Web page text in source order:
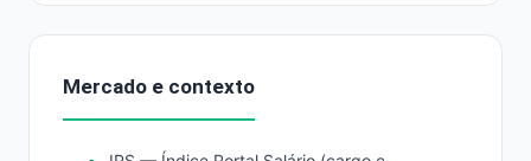
Mercado e contexto